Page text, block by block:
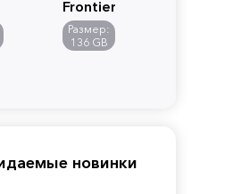
Frontiers
of
Pandora
Размер:
136 GB
новинки